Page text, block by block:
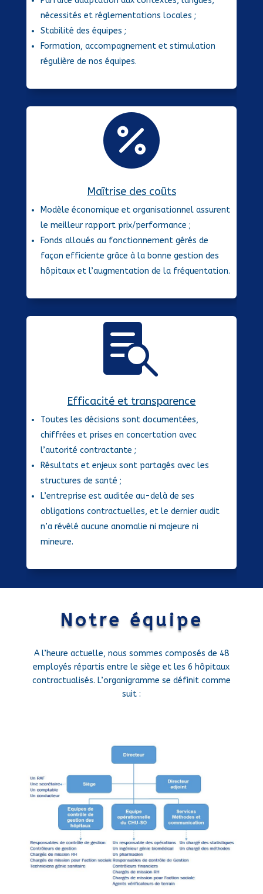
nécessités et réglementations locales ;
Stabilité des équipes ;
Formation, accompagnement et stimulation
régulière de nos équipes.

Maîtrise des coûts
Modèle économique et organisationnel assurent
le meilleur rapport prix/performance ;
Fonds alloués au fonctionnement gérés de
façon efficiente grâce à la bonne gestion des
hôpitaux et l’augmentation de la fréquentation.

Efficacité et transparence
Toutes les décisions sont documentées,
chiffrées et prises en concertation avec
l’autorité contractante ;
Résultats et enjeux sont partagés avec les
structures de santé ;
L’entreprise est auditée au-delà de ses
obligations contractuelles, et le dernier audit
n’a révélé aucune anomalie ni majeure ni
mineure.
Notre équipe
A l’heure actuelle, nous sommes composés de 48
employés répartis entre le siège et les 6 hôpitaux
contractualisés. L’organigramme se définit comme
suit :